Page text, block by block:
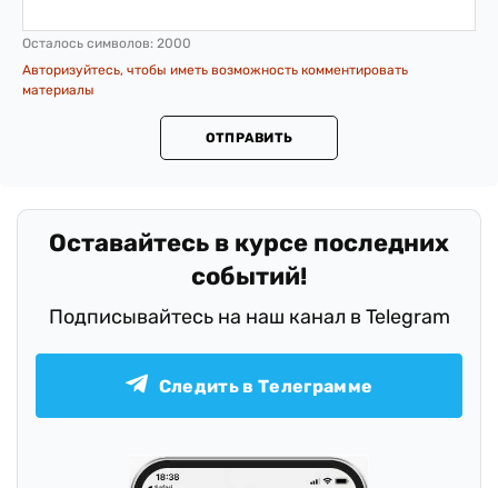
Осталось символов: 2000
Авторизуйтесь, чтобы иметь возможность комментировать
материалы
ОТПРАВИТЬ
Оставайтесь в курсе последних
событий!
Подписывайтесь на наш канал в Telegram
Следить в Телеграмме